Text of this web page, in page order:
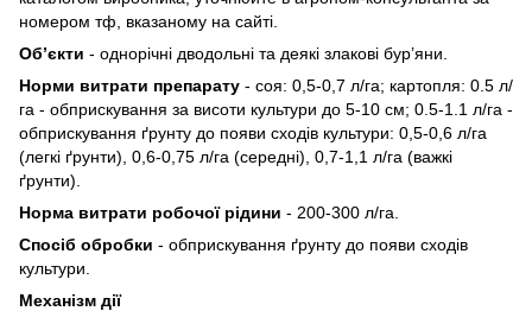
номером тф, вказаному на сайті.
Об’єкти - однорічні дводольні та деякі злакові бур’яни.
Норми витрати препарату - соя: 0,5-0,7 л/га; картопля: 0.5 л/
га - обприскування за висоти культури до 5-10 см; 0.5-1.1 л/га -
обприскування ґрунту до появи сходів культури: 0,5-0,6 л/га
(легкі ґрунти), 0,6-0,75 л/га (середні), 0,7-1,1 л/га (важкі
ґрунти).
Норма витрати робочої рідини - 200-300 л/га.
Спосіб обробки - обприскування ґрунту до появи сходів
культури.
Механізм дії